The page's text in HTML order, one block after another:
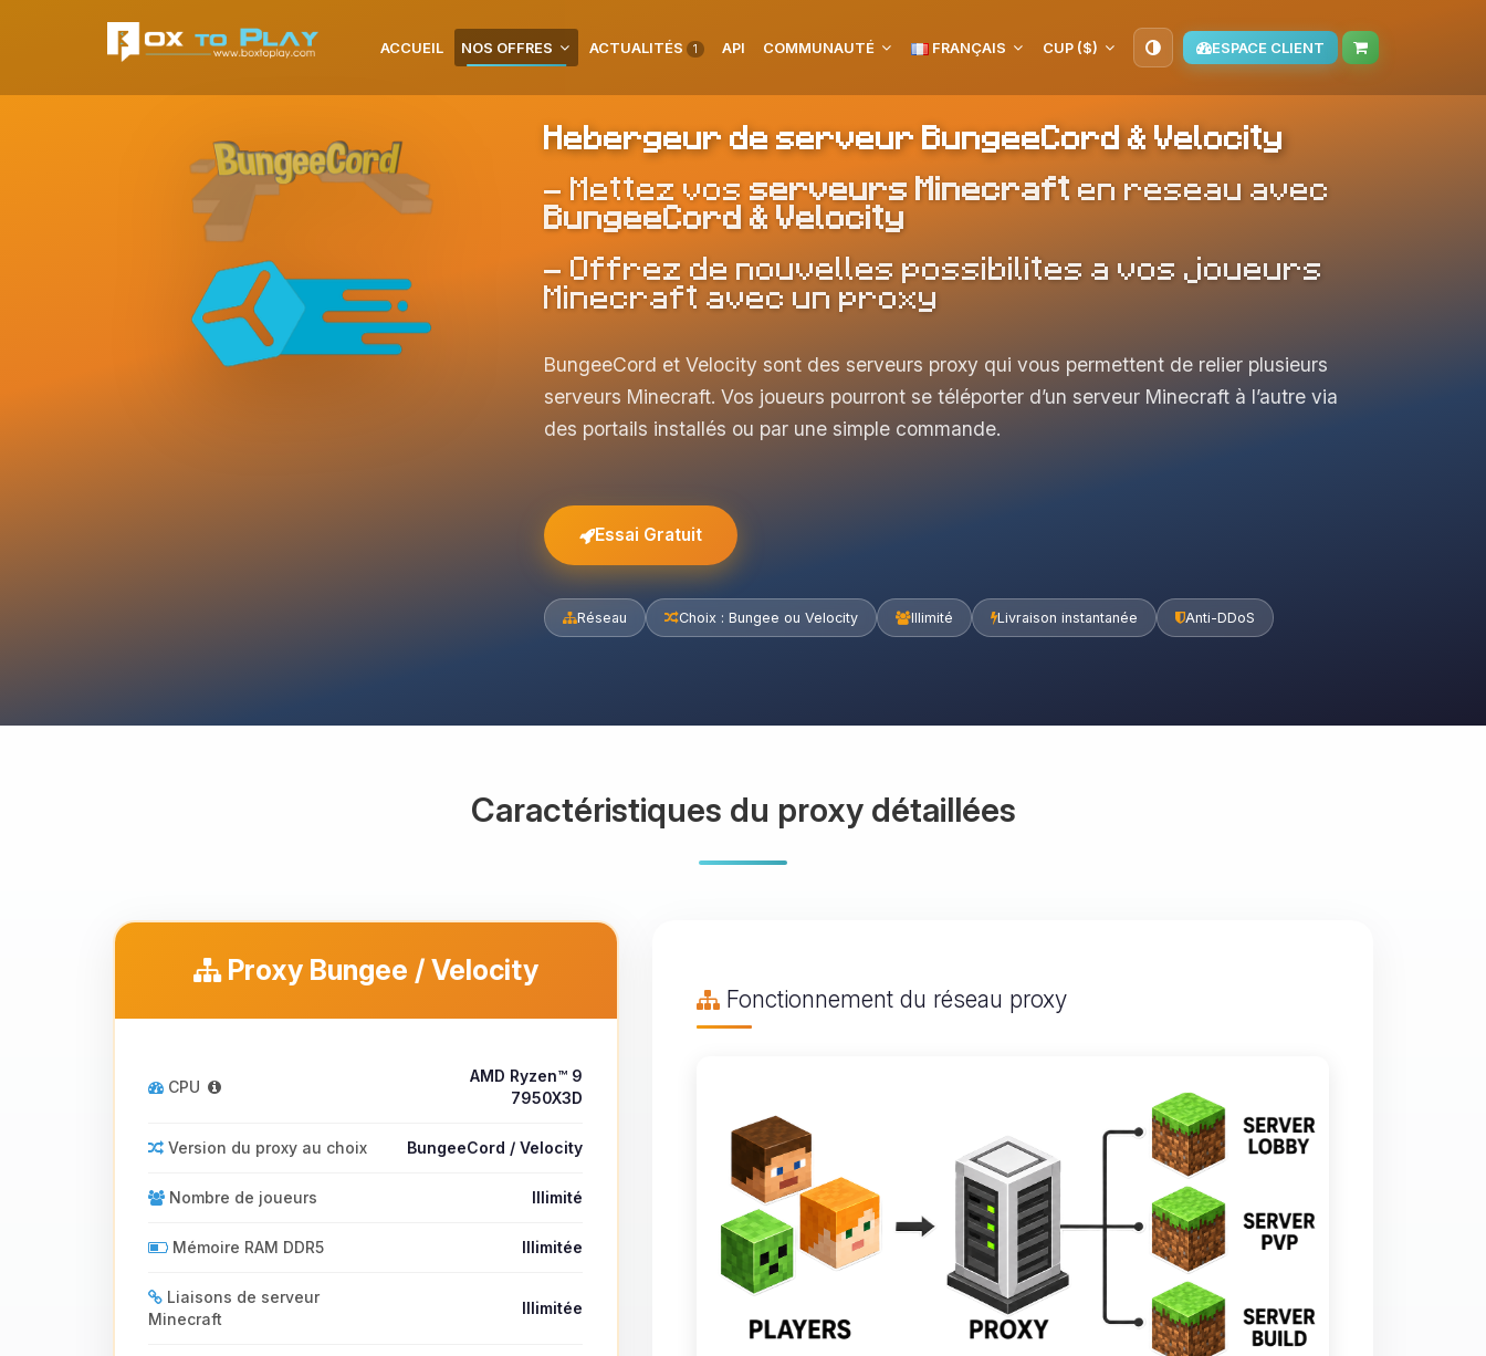
ACCUEIL NOS OFFRES ACTUALITÉS 1 API COMMUNAUTÉ FRANÇAIS CUP ($) ESPACE CLIENT
Hebergeur de serveur BungeeCord & Velocity
- Mettez vos serveurs Minecraft en reseau avec
BungeeCord & Velocity
- Offrez de nouvelles possibilites a vos joueurs
Minecraft avec un proxy
BungeeCord et Velocity sont des serveurs proxy qui vous permettent de relier plusieurs
serveurs Minecraft. Vos joueurs pourront se téléporter d’un serveur Minecraft à l’autre via
des portails installés ou par une simple commande.
Essai Gratuit
Réseau Choix : Bungee ou Velocity Illimité Livraison instantanée Anti-DDoS
Caractéristiques du proxy détaillées
Proxy Bungee / Velocity
CPU
AMD Ryzen™ 9
7950X3D
Version du proxy au choix BungeeCord / Velocity
Nombre de joueurs Illimité
Mémoire RAM DDR5 Illimitée
Liaisons de serveur
Minecraft
Illimitée
Fonctionnement du réseau proxy